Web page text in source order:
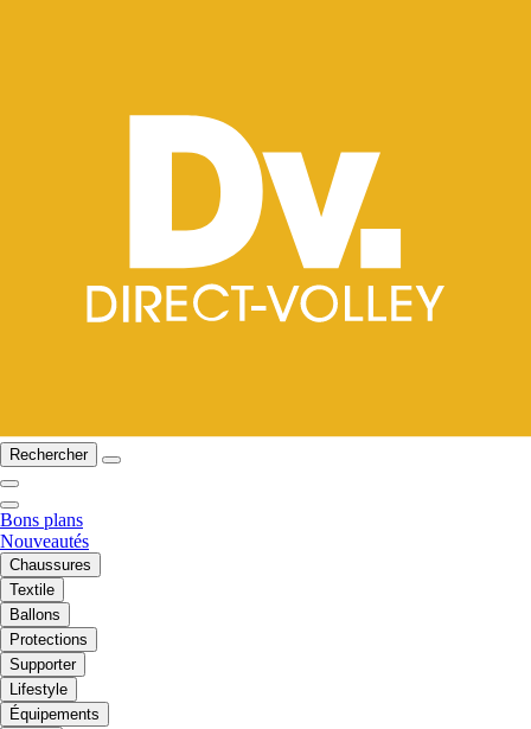
Rechercher
Bons plans
Nouveautés
Chaussures
Textile
Ballons
Protections
Supporter
Lifestyle
Équipements